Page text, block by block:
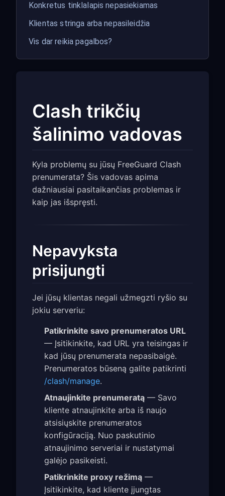
Konkretus tinklalapis nepasiekiamas
Klientas stringa arba nepasileidžia
Vis dar reikia pagalbos?
Clash trikčių
šalinimo vadovas
Kyla problemų su jūsų FreeGuard Clash
prenumerata? Šis vadovas apima
dažniausiai pasitaikančias problemas ir
kaip jas išspręsti.
Nepavyksta
prisijungti
Jei jūsų klientas negali užmegzti ryšio su
jokiu serveriu:
Patikrinkite savo prenumeratos URL
— Įsitikinkite, kad URL yra teisingas ir
kad jūsų prenumerata nepasibaigė.
Prenumeratos būseną galite patikrinti
/clash/manage.
Atnaujinkite prenumeratą — Savo
kliente atnaujinkite arba iš naujo
atsisiųskite prenumeratos
konfigūraciją. Nuo paskutinio
atnaujinimo serveriai ir nustatymai
galėjo pasikeisti.
Patikrinkite proxy režimą —
Įsitikinkite, kad kliente įjungtas